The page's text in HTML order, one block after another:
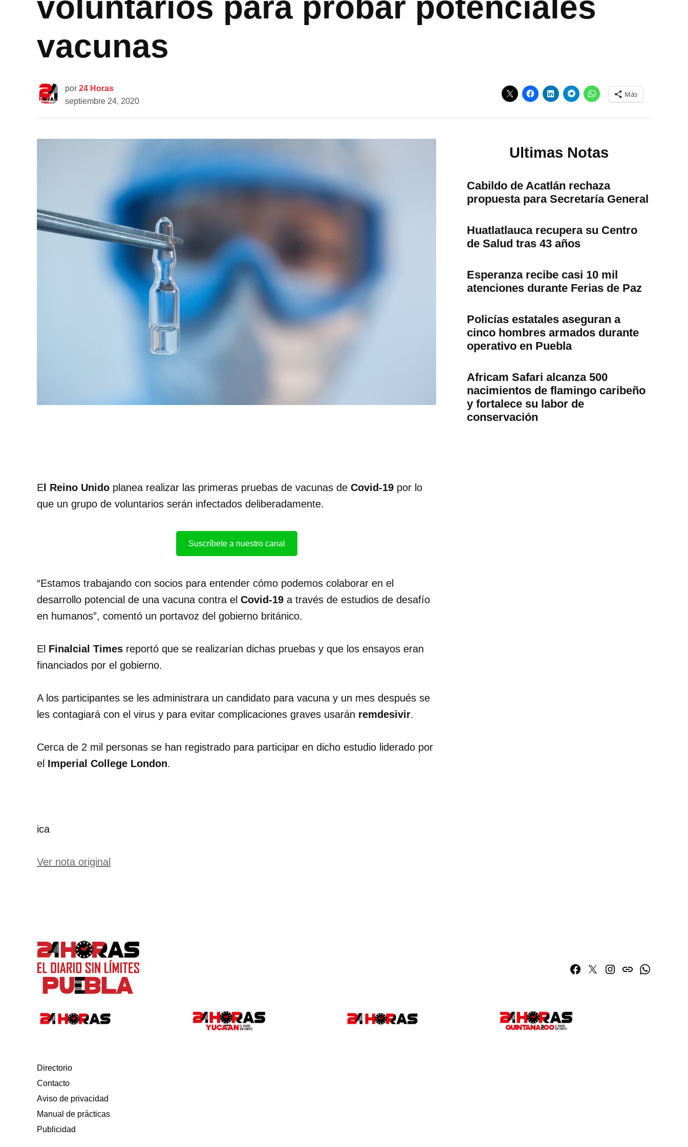
vacunas
por 24 Horas
septiembre 24, 2020
Más
E l Reino Unido planea realizar las primeras pruebas de vacunas de Covid-19 por lo
que un grupo de voluntarios serán infectados deliberadamente.
Suscríbete a nuestro canal
“Estamos trabajando con socios para entender cómo podemos colaborar en el
desarrollo potencial de una vacuna contra el Covid-19 a través de estudios de desafío
en humanos”, comentó un portavoz del gobierno británico.
El Finalcial Times reportó que se realizarían dichas pruebas y que los ensayos eran
financiados por el gobierno.
A los participantes se les administrara un candidato para vacuna y un mes después se
les contagiará con el virus y para evitar complicaciones graves usarán remdesivir.
Cerca de 2 mil personas se han registrado para participar en dicho estudio liderado por
el Imperial College London.
ica
Ver nota original
Ultimas Notas
Cabildo de Acatlán rechaza
propuesta para Secretaría General
Huatlatlauca recupera su Centro
de Salud tras 43 años
Esperanza recibe casi 10 mil
atenciones durante Ferias de Paz
Policías estatales aseguran a
cinco hombres armados durante
operativo en Puebla
Africam Safari alcanza 500
nacimientos de flamingo caribeño
y fortalece su labor de
conservación
Facebook
TwitterInstagram
issuuWhatsapp
Directorio
Contacto
Aviso de privacidad
Manual de prácticas
Publicidad